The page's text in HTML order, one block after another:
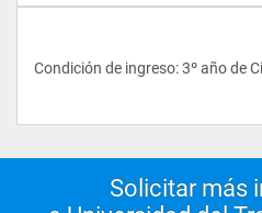
Condición de ingreso: 3º año de
Solicitar más